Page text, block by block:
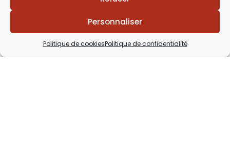
Personnaliser
Politique de cookiesPolitique de confidentialité